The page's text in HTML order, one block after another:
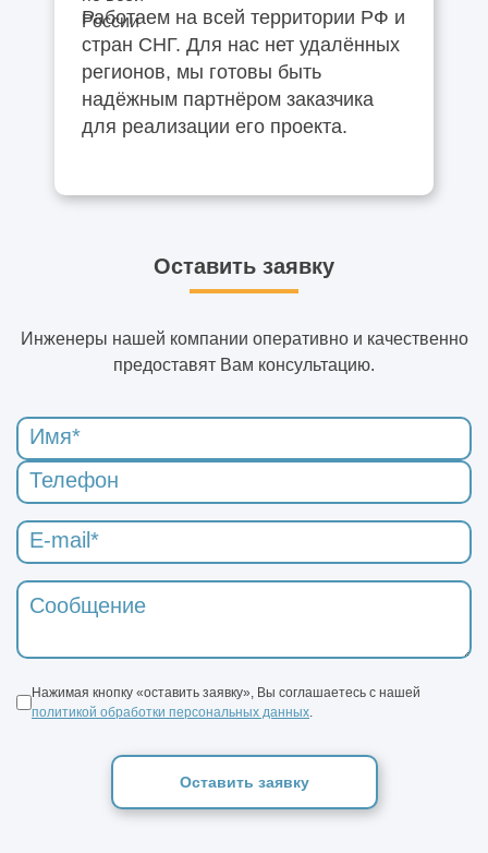
Работаем на всей территории РФ и
стран СНГ. Для нас нет удалённых
регионов, мы готовы быть
надёжным партнёром заказчика
для реализации его проекта.
Оставить заявку
Инженеры нашей компании оперативно и качественно
предоставят Вам консультацию.
Нажимая кнопку «оставить заявку», Вы соглашаетесь с нашей
политикой обработки персональных данных
Оставить заявку